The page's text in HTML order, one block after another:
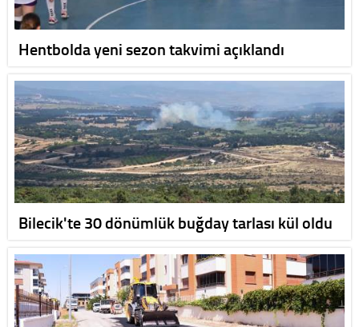
Hentbolda yeni sezon takvimi açıklandı
Bilecik'te 30 dönümlük buğday tarlası kül oldu